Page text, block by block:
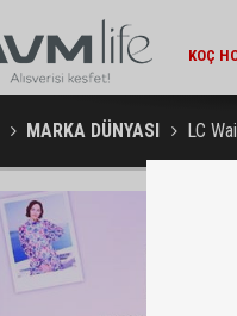
MARKA DÜNYASI LC